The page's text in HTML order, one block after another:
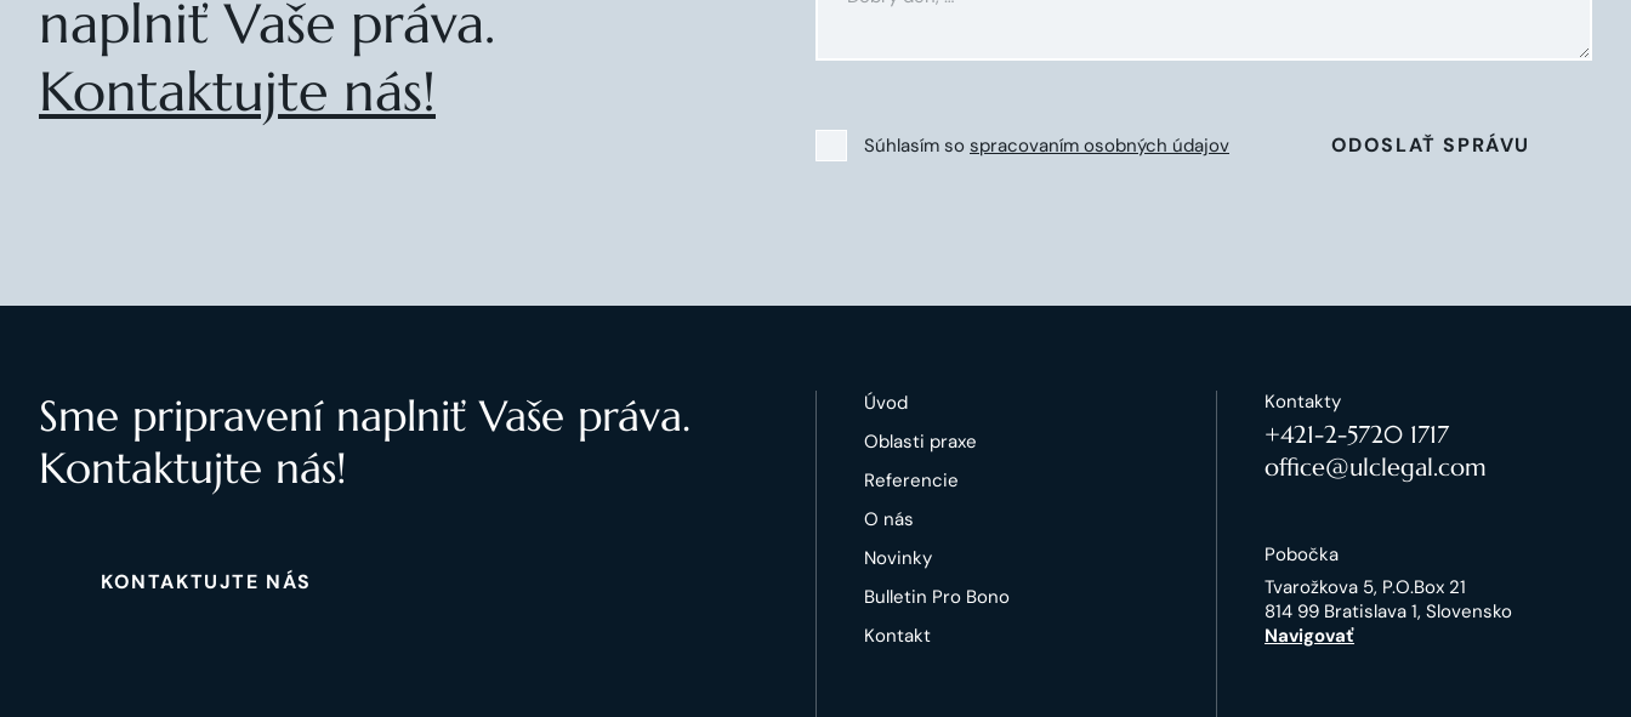
naplniť Vaše práva.
Kontaktujte nás!
Súhlasím so spracovaním osobných údajov ODOSLAŤ SPRÁVU
Sme pripravení naplniť Vaše práva.
Kontaktujte nás!
KONTAKTUJTE NÁS
Úvod
Oblasti praxe
Referencie
O nás
Novinky
Bulletin Pro Bono
Kontakt
Kontakty
+421-2-5720 1717
office@ulclegal.com
Pobočka
Tvarožkova 5, P.O.Box 21
814 99 Bratislava 1, Slovensko
Navigovať